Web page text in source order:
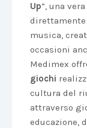
Up”, una
musica,
occasioni
Medimex
giochi
cultura del
attraverso
educazione,